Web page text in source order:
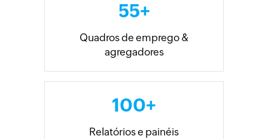
55+
Quadros de emprego &
agregadores
100+
Relatórios e painéis